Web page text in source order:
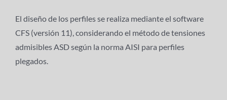
El diseño de los perfiles se realiza mediante el software
CFS (versión 11), considerando el método de tensiones
admisibles ASD según la norma AISI para perfiles
plegados.